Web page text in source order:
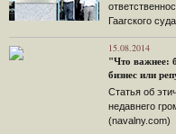
Гаагского
15.08.2014
"Что важнее:
бизнес или
Статья об
недавнего
(navalny.com)